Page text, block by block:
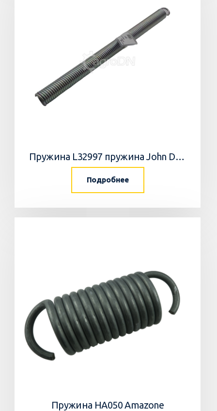
Пружина L32997 пружина John Deere
Подробнее
Пружина HA050 Amazone